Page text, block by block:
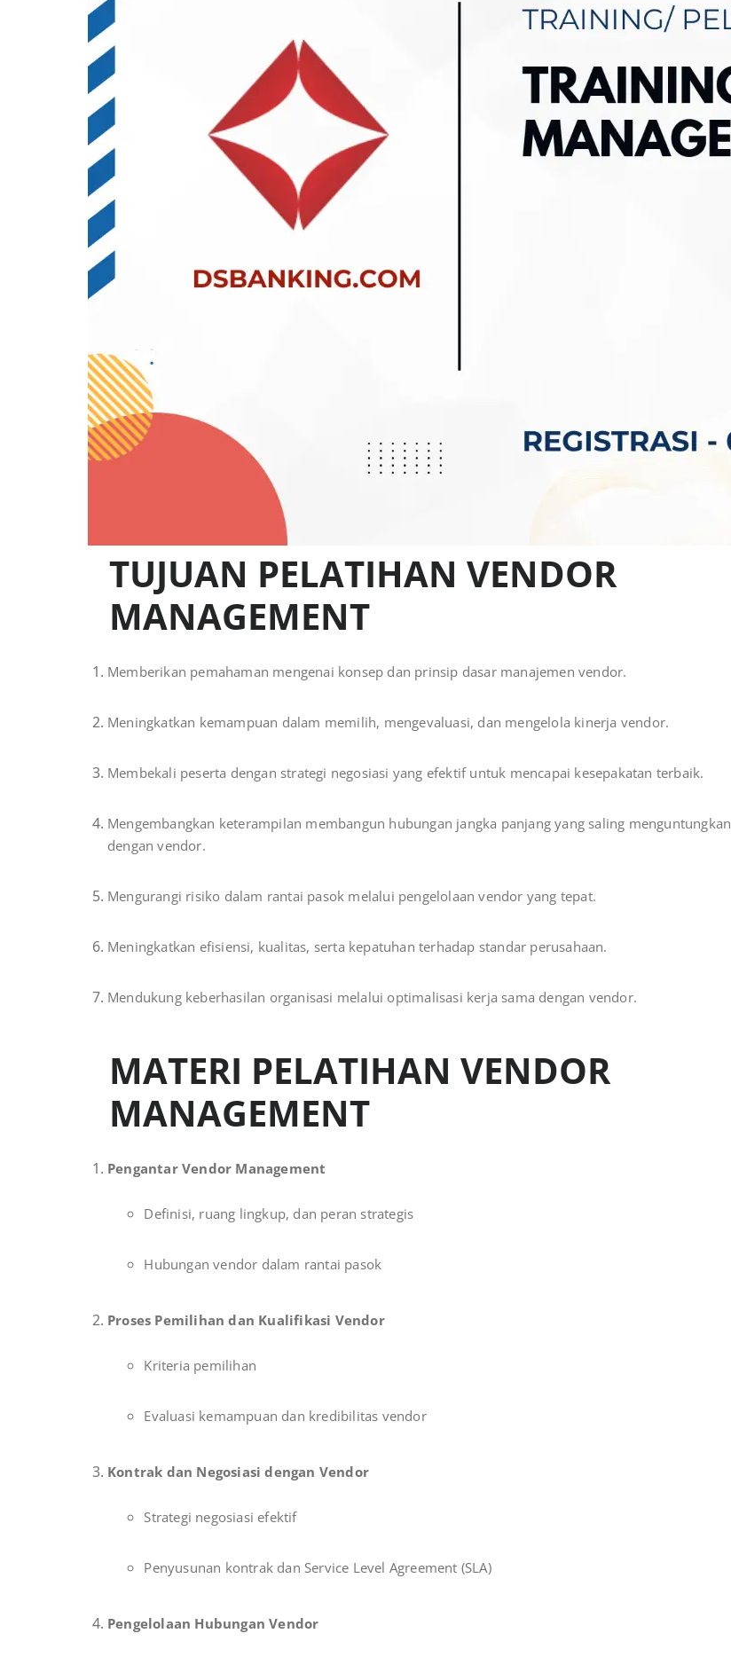
TUJUAN PELATIHAN VENDOR
MANAGEMENT
Memberikan pemahaman mengenai konsep dan prinsip dasar manajemen vendor.
Meningkatkan kemampuan dalam memilih, mengevaluasi, dan mengelola kinerja vendor.
Membekali peserta dengan strategi negosiasi yang efektif untuk mencapai kesepakatan terbaik.
Mengembangkan keterampilan membangun hubungan jangka panjang yang saling menguntungkan
dengan vendor.
Mengurangi risiko dalam rantai pasok melalui pengelolaan vendor yang tepat.
Meningkatkan efisiensi, kualitas, serta kepatuhan terhadap standar perusahaan.
Mendukung keberhasilan organisasi melalui optimalisasi kerja sama dengan vendor.
MATERI PELATIHAN VENDOR
MANAGEMENT
Pengantar Vendor Management
Definisi, ruang lingkup, dan peran strategis
Hubungan vendor dalam rantai pasok
Proses Pemilihan dan Kualifikasi Vendor
Kriteria pemilihan
Evaluasi kemampuan dan kredibilitas vendor
Kontrak dan Negosiasi dengan Vendor
Strategi negosiasi efektif
Penyusunan kontrak dan Service Level Agreement (SLA)
Pengelolaan Hubungan Vendor